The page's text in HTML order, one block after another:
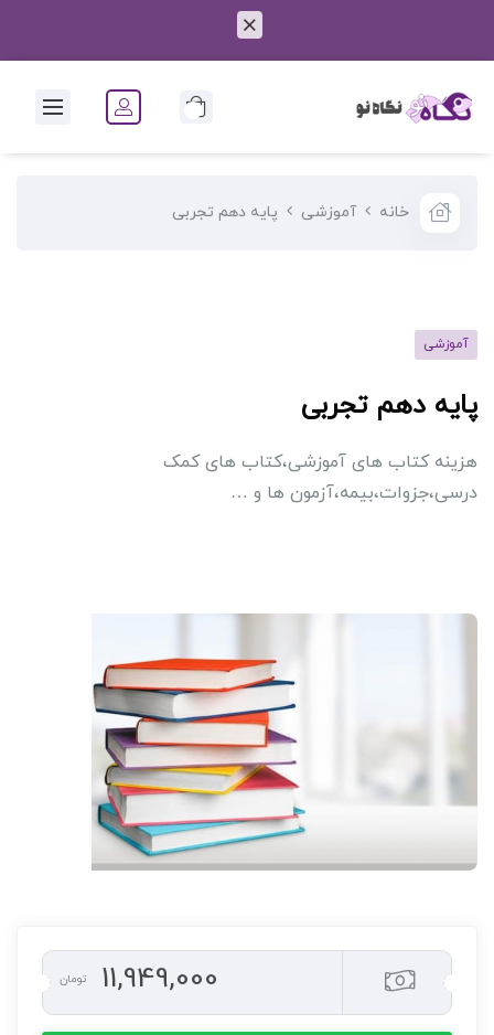
خانه آموزشی پایه دهم تجربی
آموزشی
پایه دهم تجربی
هزینه کتاب های آموزشی،کتاب های کمک
درسی،جزوات،بیمه،آزمون ها و …
11,949,000 تومان